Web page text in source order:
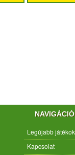
Legújabb játékok
Kapcsolat